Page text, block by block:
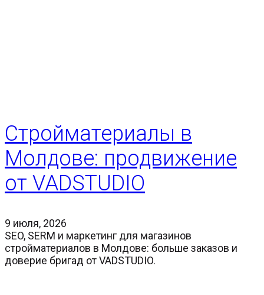
Стройматериалы в
Молдове: продвижение
от VADSTUDIO
9 июля, 2026
SEO, SERM и маркетинг для магазинов
стройматериалов в Молдове: больше заказов и
доверие бригад от VADSTUDIO.